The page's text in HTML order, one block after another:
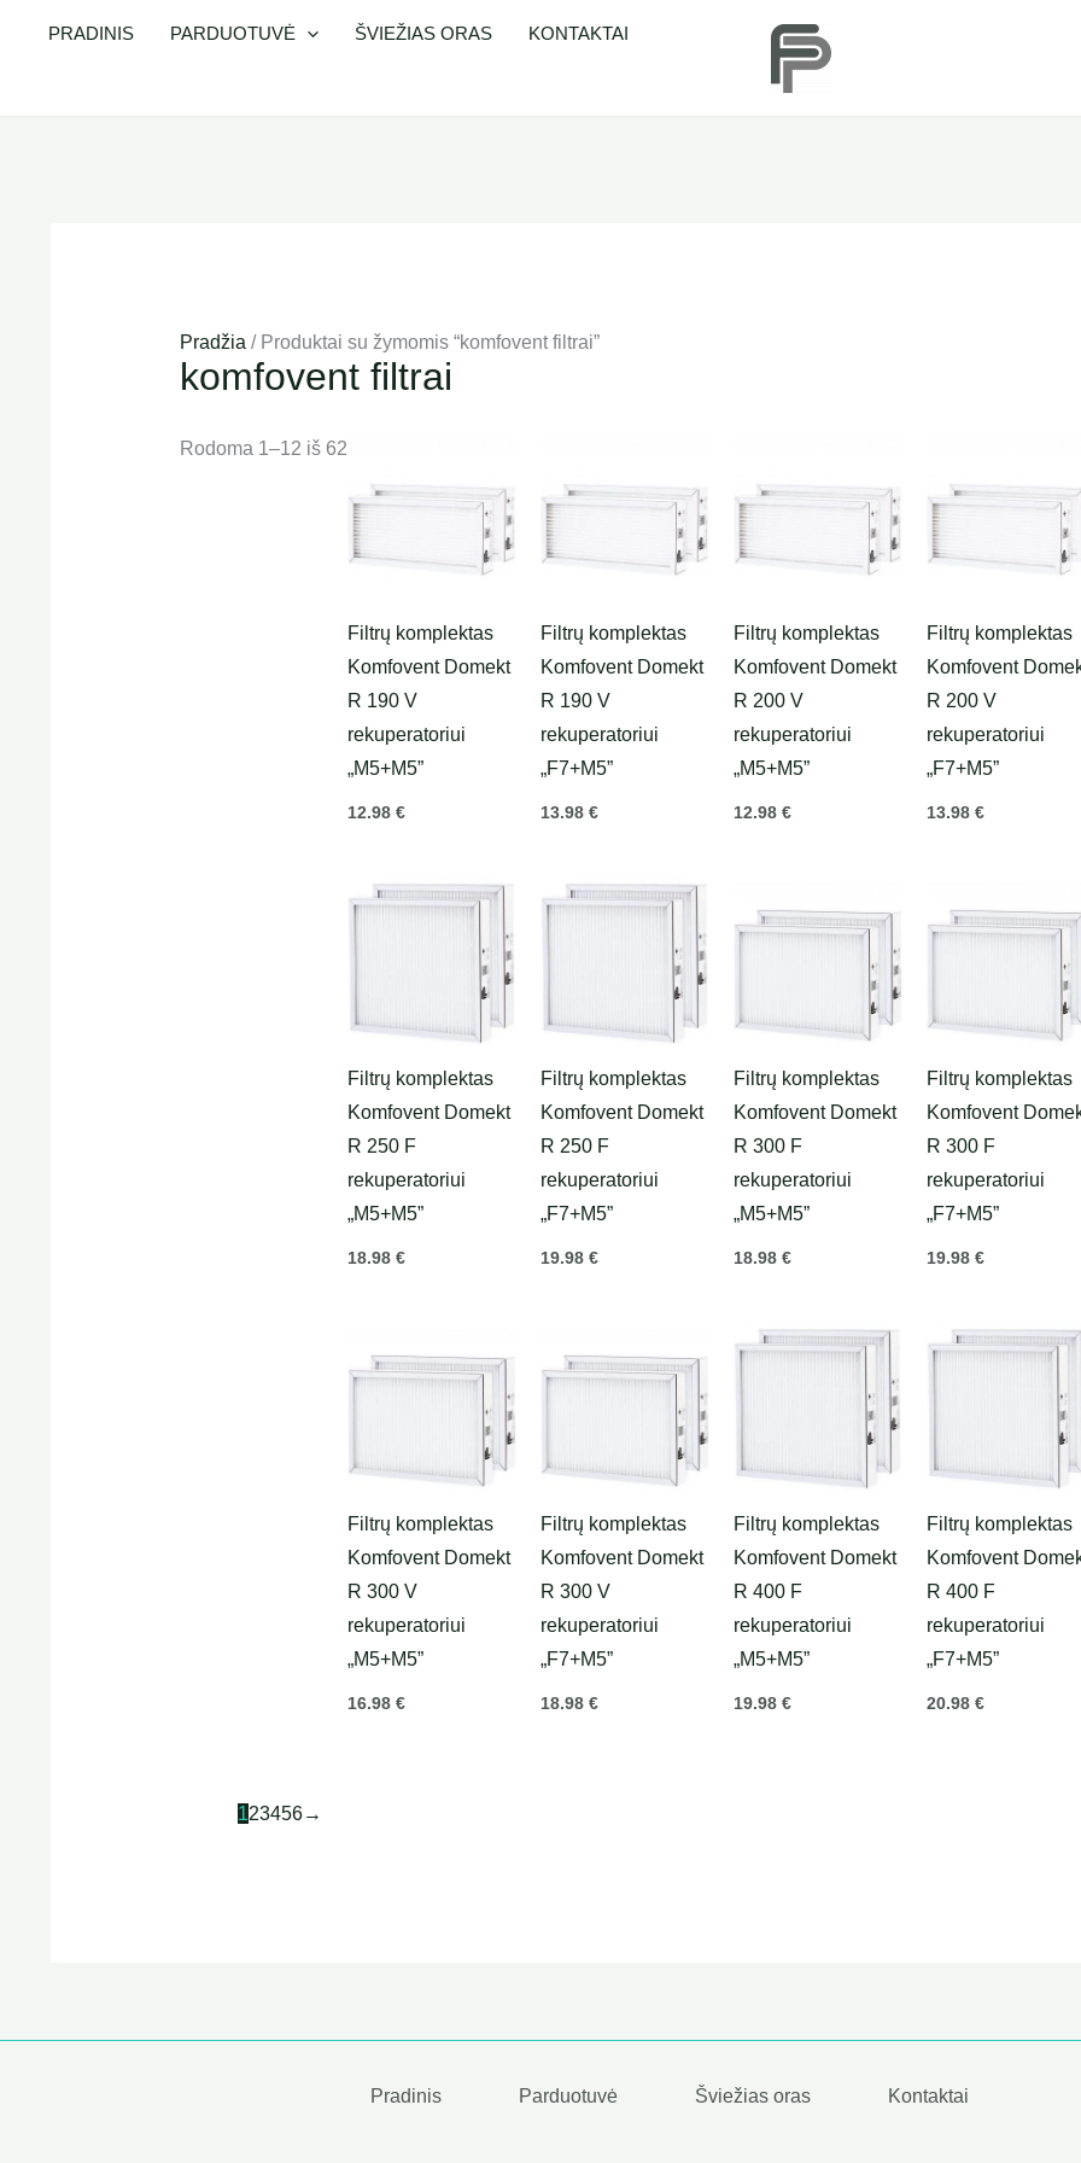
PRADINIS PARDUOTUVĖ ŠVIEŽIAS ORAS KONTAKTAI
Pradžia/ Produktai su žymomis “komfovent filtrai”
komfovent filtrai
Rodoma 1–12 iš 62
Filtrų komplektas
Komfovent Domekt
R 190 V
rekuperatoriui
„M5+M5”
12.98 €
Filtrų komplektas
Komfovent Domekt
R 190 V
rekuperatoriui
„F7+M5”
13.98 €
Filtrų komplektas
Komfovent Domekt
R 200 V
rekuperatoriui
„M5+M5”
12.98 €
Filtrų komplektas
Komfovent
R 200 V
rekuperatoriui
„F7+M5”
13.98 €
Filtrų komplektas
Komfovent Domekt
R 250 F
rekuperatoriui
„M5+M5”
18.98 €
Filtrų komplektas
Komfovent Domekt
R 250 F
rekuperatoriui
„F7+M5”
19.98 €
Filtrų komplektas
Komfovent Domekt
R 300 F
rekuperatoriui
„M5+M5”
18.98 €
Filtrų komplektas
Komfovent
R 300 F
rekuperatoriui
„F7+M5”
19.98 €
Filtrų komplektas
Komfovent Domekt
R 300 V
rekuperatoriui
„M5+M5”
16.98 €
Filtrų komplektas
Komfovent Domekt
R 300 V
rekuperatoriui
„F7+M5”
18.98 €
Filtrų komplektas
Komfovent Domekt
R 400 F
rekuperatoriui
„M5+M5”
19.98 €
Filtrų komplektas
Komfovent
R 400 F
rekuperatoriui
„F7+M5”
20.98 €
123456→
Pradinis Parduotuvė Šviežias oras Kontaktai